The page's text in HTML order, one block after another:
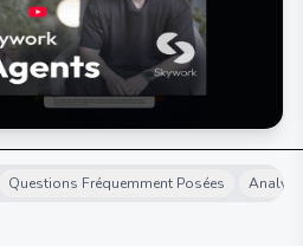
Questions Fréquemment Posées